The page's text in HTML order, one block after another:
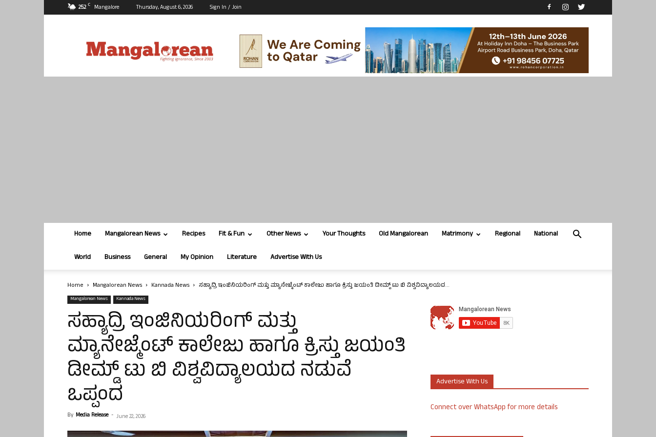
25.2 C Mangalore Thursday, August 6, 2026 Sign In / Join
Home Mangalorean News Recipes Fit & Fun Other News Your Thoughts Old Mangalorean Matrimony Regional National
World Business General My Opinion Literature Advertise With Us
Home Mangalorean News Kannada News ಸಹ್ಯಾದ್ರಿ ಇಂಜಿನಿಯರಿಂಗ್ ಮತ್ತು ಮ್ಯಾನೇಜ್ಮೆಂಟ್ ಕಾಲೇಜು ಹಾಗೂ ಕ್ರಿಸ್ತು ಜಯಂತಿ ಡೀಮ್ಡ್ ಟು ಬಿ ವಿಶ್ವವಿದ್ಯಾಲಯದ...
Mangalorean News Kannada News
ಸಹ್ಯಾದ್ರಿ ಇಂಜಿನಿಯರಿಂಗ್ ಮತ್ತು
ಮ್ಯಾನೇಜ್ಮೆಂಟ್ ಕಾಲೇಜು ಹಾಗೂ ಕ್ರಿಸ್ತು ಜಯಂತಿ
ಡೀಮ್ಡ್ ಟು ಬಿ ವಿಶ್ವವಿದ್ಯಾಲಯದ ನಡುವೆ
ಒಪ್ಪಂದ
By Media Release - June 22, 2026
Advertise With Us
Connect over WhatsApp for more details